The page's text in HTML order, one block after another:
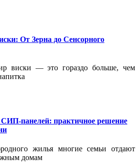
От Зерна до Сенсорного
виски — это гораздо больше, чем
панелей: практичное решение
жилья многие семьи отдают
домам